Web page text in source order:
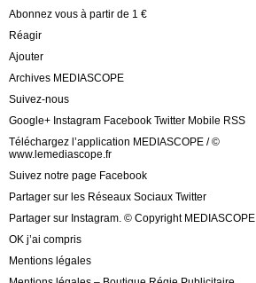
Abonnez vous à partir de 1 €
Réagir
Ajouter
Archives MEDIASCOPE
Suivez-nous
Google+ Instagram Facebook Twitter Mobile RSS
Téléchargez l’application MEDIASCOPE / ©
www.lemediascope.fr
Suivez notre page Facebook
Partager sur les Réseaux Sociaux Twitter
Partager sur Instagram. © Copyright MEDIASCOPE
OK j’ai compris
Mentions légales